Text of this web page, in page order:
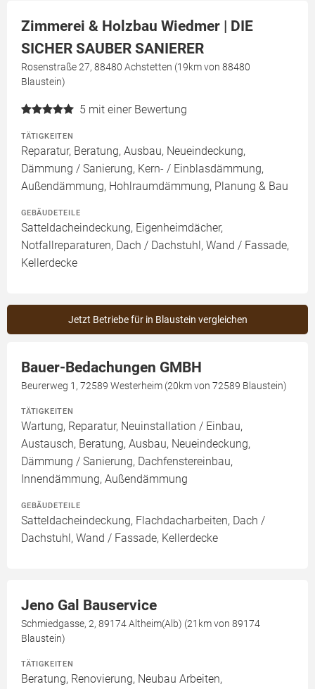
Zimmerei & Holzbau Wiedmer | DIE
SICHER SAUBER SANIERER
Rosenstraße 27, 88480 Achstetten (19km von 88480
Blaustein)
5 mit einer Bewertung
TÄTIGKEITEN
Reparatur, Beratung, Ausbau, Neueindeckung,
Dämmung / Sanierung, Kern- / Einblasdämmung,
Außendämmung, Hohlraumdämmung, Planung & Bau
GEBÄUDETEILE
Satteldacheindeckung, Eigenheimdächer,
Notfallreparaturen, Dach / Dachstuhl, Wand / Fassade,
Kellerdecke
Jetzt Betriebe für in Blaustein vergleichen
Bauer-Bedachungen GMBH
Beurerweg 1, 72589 Westerheim (20km von 72589 Blaustein)
TÄTIGKEITEN
Wartung, Reparatur, Neuinstallation / Einbau,
Austausch, Beratung, Ausbau, Neueindeckung,
Dämmung / Sanierung, Dachfenstereinbau,
Innendämmung, Außendämmung
GEBÄUDETEILE
Satteldacheindeckung, Flachdacharbeiten, Dach /
Dachstuhl, Wand / Fassade, Kellerdecke
Jeno Gal Bauservice
Schmiedgasse, 2, 89174 Altheim(Alb) (21km von 89174
Blaustein)
TÄTIGKEITEN
Beratung, Renovierung, Neubau Arbeiten,